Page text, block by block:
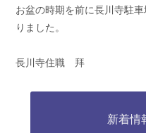
お盆の時期を前に長川寺駐
りました。
長川寺住職 拜
新着情